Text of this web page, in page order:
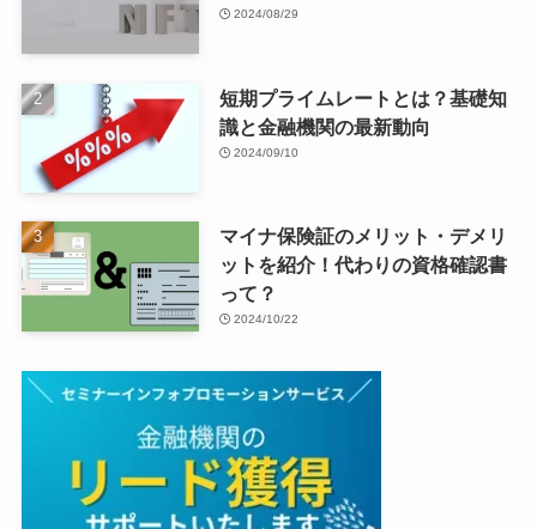
2024/08/29
短期プライムレートとは？基礎知
識と金融機関の最新動向
2024/09/10
マイナ保険証のメリット・デメリ
ットを紹介！代わりの資格確認書
って？
2024/10/22